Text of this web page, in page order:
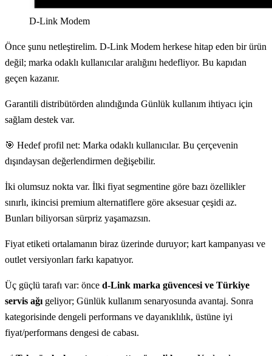
D-Link Modem
Önce şunu netleştirelim. D-Link Modem herkese hitap eden bir ürün
değil; marka odaklı kullanıcılar aralığını hedefliyor. Bu kapıdan
geçen kazanır.
Garantili distribütörden alındığında Günlük kullanım ihtiyacı için
sağlam destek var.
🎯 Hedef profil net: Marka odaklı kullanıcılar. Bu çerçevenin
dışındaysan değerlendirmen değişebilir.
İki olumsuz nokta var. İlki fiyat segmentine göre bazı özellikler
sınırlı, ikincisi premium alternatiflere göre aksesuar çeşidi az.
Bunları biliyorsan sürpriz yaşamazsın.
Fiyat etiketi ortalamanın biraz üzerinde duruyor; kart kampanyası ve
outlet versiyonları farkı kapatıyor.
Üç güçlü tarafı var: önce d-Link marka güvencesi ve Türkiye
servis ağıgeliyor; Günlük kullanım senaryosunda avantaj. Sonra
kategorisinde dengeli performans ve dayanıklılık, üstüne iyi
fiyat/performans dengesi de cabası.